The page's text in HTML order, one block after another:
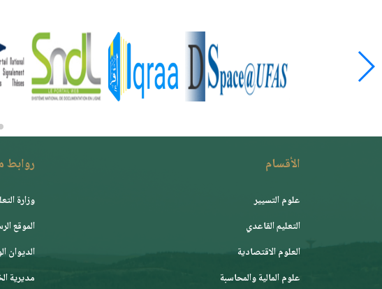
الأقسام
علوم التسيير
التعليم القاعدي
العلوم الاقتصادية
علوم المالية والمحاسبة
روابط
وزارة
الموقع
ﺍﻟﺪﻳﻮﺍﻥ
مديرية